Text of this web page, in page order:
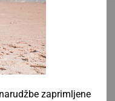
zaprimljene